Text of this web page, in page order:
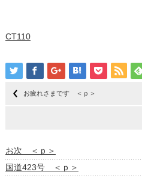
CT110
お疲れさまです ＜ｐ＞
お次 ＜ｐ＞
国道423号 ＜ｐ＞